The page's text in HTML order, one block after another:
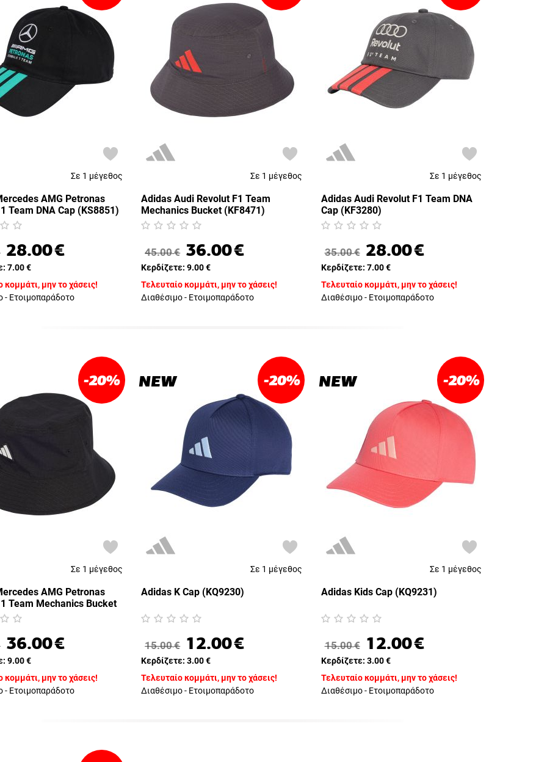
Σε 1 μέγεθος
AMG Petronas
Team DNA Cap (KS8851)
28.00€
7.00€
κομμάτι, μην το χάσεις!
- Ετοιμοπαράδοτο
Σε 1 μέγεθος
Adidas Audi Revolut F1 Team
Mechanics Bucket (KF8471)
45.00€ 36.00€
Κερδίζετε: 9.00€
Τελευταίο κομμάτι, μην το χάσεις!
Διαθέσιμο - Ετοιμοπαράδοτο
Σε 1 μέγεθος
Adidas Audi Revolut F1 Team DNA
Cap (KF3280)
35.00€ 28.00€
Κερδίζετε: 7.00€
Τελευταίο κομμάτι, μην το χάσεις!
Διαθέσιμο - Ετοιμοπαράδοτο
-20%
Σε 1 μέγεθος
AMG Petronas
Team Mechanics Bucket
36.00€
9.00€
κομμάτι, μην το χάσεις!
- Ετοιμοπαράδοτο
NEW -20%
Σε 1 μέγεθος
Adidas K Cap (KQ9230)
15.00€ 12.00€
Κερδίζετε: 3.00€
Τελευταίο κομμάτι, μην το χάσεις!
Διαθέσιμο - Ετοιμοπαράδοτο
NEW -20%
Σε 1 μέγεθος
Adidas Kids Cap (KQ9231)
15.00€ 12.00€
Κερδίζετε: 3.00€
Τελευταίο κομμάτι, μην το χάσεις!
Διαθέσιμο - Ετοιμοπαράδοτο